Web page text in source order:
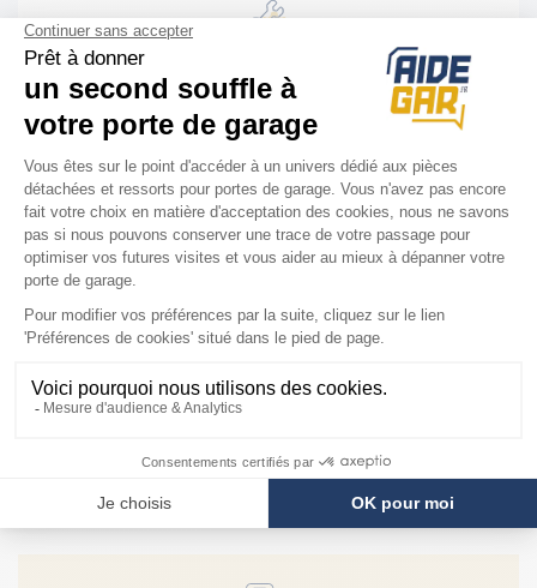
Installation rapide et facile
DESCRIPTION
Se monte en lieu et place du parachute
d'origine